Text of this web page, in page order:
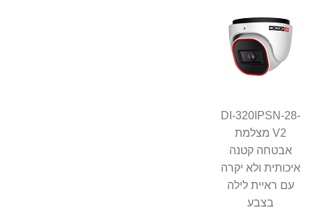
DI-320IPSN-28-
V2 מצלמת
אבטחה קטנה
איכותית ולא יקרה
עם ראיית לילה
בצבע